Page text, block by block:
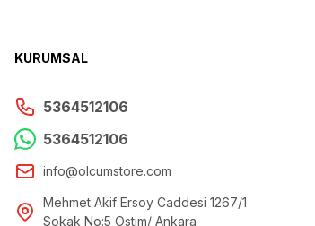
KURUMSAL
5364512106
5364512106
info@olcumstore.com
Mehmet Akif Ersoy Caddesi 1267/1
Sokak No:5 Ostim/ Ankara